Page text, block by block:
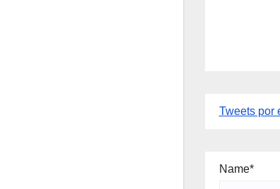
Tweets por
Name*